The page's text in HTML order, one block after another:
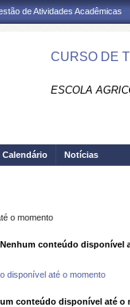
de Atividades Acadêmicas
CURSO DE
ESCOLA
Calendário Notícias
o momento
Nenhum conteúdo disponível
disponível até o momento
conteúdo disponível até o